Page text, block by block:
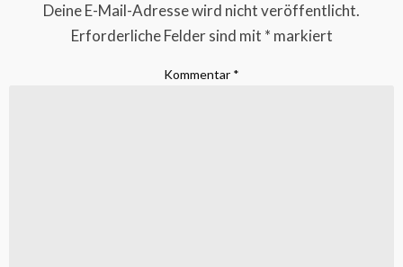
Deine E-Mail-Adresse wird nicht veröffentlicht.
Erforderliche Felder sind mit * markiert
Kommentar *